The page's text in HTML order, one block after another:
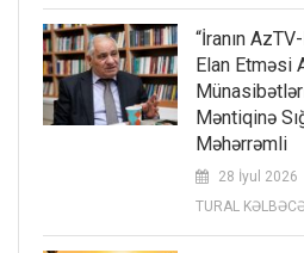
“İranın
Elan Etməsi
Məntiqinə
Məhərrəmli
28 İyul 2026
TURAL